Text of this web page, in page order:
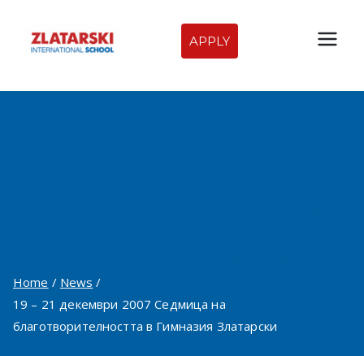
content
Zlatarski
International
APPLY
Home
News
19 – 21 декември 2007 Седмица на
благотворителността в Гимназия Златарски